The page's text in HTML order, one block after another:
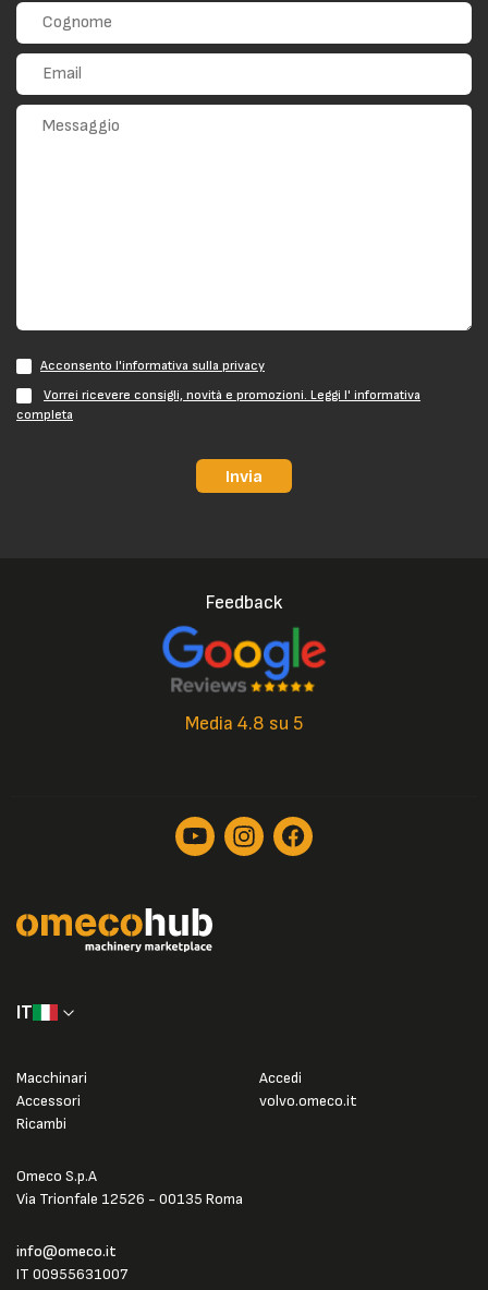
Acconsento l'informativa sulla privacy
Vorrei ricevere consigli, novità e promozioni. Leggi l' informativa
completa
Invia
Feedback
Media 4.8 su 5
IT
Omeco S.p.A
Via Trionfale 12526 - 00135 Roma
info@omeco.it
IT 00955631007
Macchinari
Accessori
Ricambi
Accedi
volvo.omeco.it